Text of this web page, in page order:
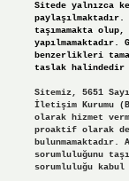
Sitede yalnızca
taşımamakta
benzerlikleri
taslak halindedir
Sitemiz, 5651
İletişim Kurumu
olarak hizmet
proaktif olarak
sorumluluğunu
sorumluluğu